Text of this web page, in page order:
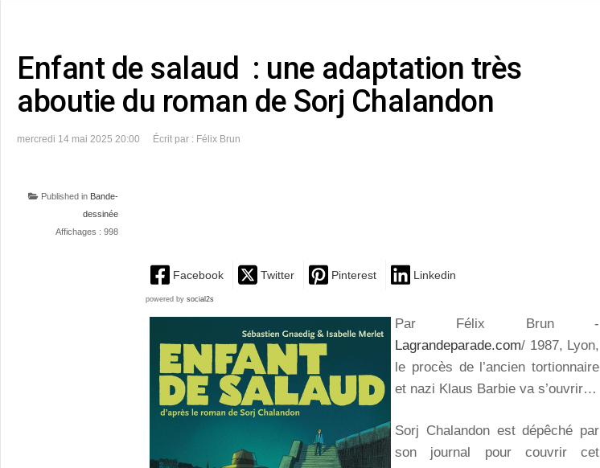
Enfant de salaud : une adaptation très
aboutie du roman de Sorj Chalandon
mercredi 14 mai 2025 20:00 Écrit par : Félix Brun
Published in Bande-
dessinée
Affichages : 998
Facebook Twitter Pinterest Linkedin
powered by social2s
Par Félix Brun -
Lagrandeparade.com/ 1987, Lyon,
le procès de l’ancien tortionnaire
et nazi Klaus Barbie va s’ouvrir…
Sorj Chalandon est dépêché par
son journal pour couvrir cet